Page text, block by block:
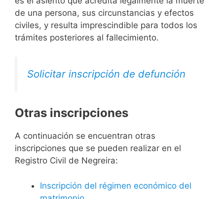
de una persona, sus circunstancias y efectos
civiles, y resulta imprescindible para todos los
trámites posteriores al fallecimiento.
Solicitar inscripción de defunción
Otras inscripciones
A continuación se encuentran otras
inscripciones que se pueden realizar en el
Registro Civil de Negreira:
Inscripción del régimen económico del